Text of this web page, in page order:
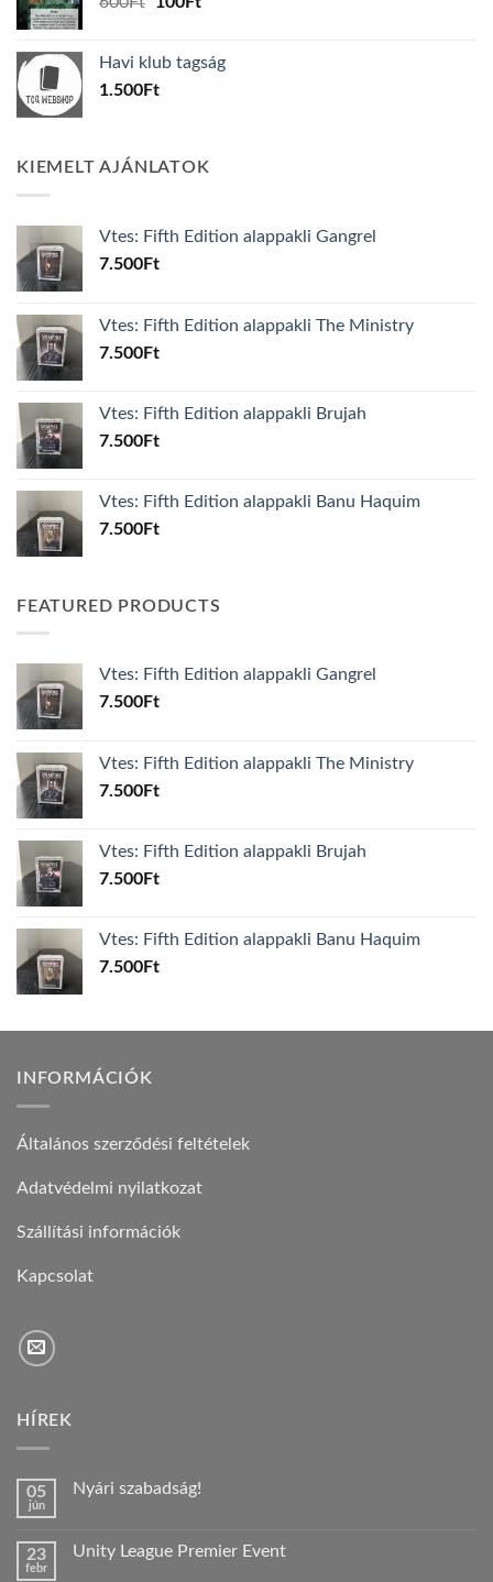
600Ft.100Ft.
Havi klub tagság
1.500Ft
KIEMELT AJÁNLATOK
Vtes: Fifth Edition alappakli Gangrel
7.500Ft
Vtes: Fifth Edition alappakli The Ministry
7.500Ft
Vtes: Fifth Edition alappakli Brujah
7.500Ft
Vtes: Fifth Edition alappakli Banu Haquim
7.500Ft
FEATURED PRODUCTS
Vtes: Fifth Edition alappakli Gangrel
7.500Ft
Vtes: Fifth Edition alappakli The Ministry
7.500Ft
Vtes: Fifth Edition alappakli Brujah
7.500Ft
Vtes: Fifth Edition alappakli Banu Haquim
7.500Ft
INFORMÁCIÓK
Általános szerződési feltételek
Adatvédelmi nyilatkozat
Szállítási információk
Kapcsolat
HÍREK
05
jún
Nyári szabadság!
Nyári
23
febr
Unity League Premier Event